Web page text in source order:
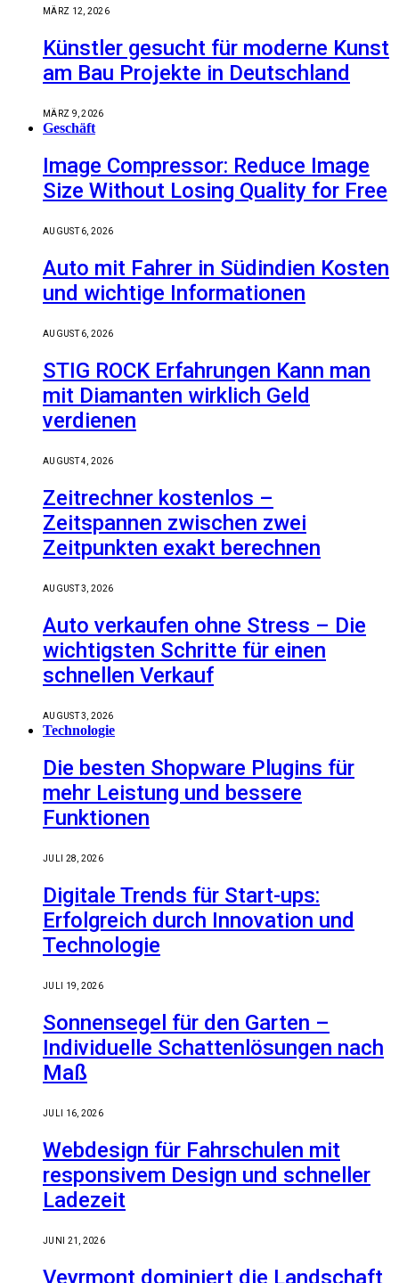
MÄRZ 12, 2026
Künstler gesucht für moderne Kunst
am Bau Projekte in Deutschland
MÄRZ 9, 2026
Geschäft
Image Compressor: Reduce Image
Size Without Losing Quality for Free
AUGUST 6, 2026
Auto mit Fahrer in Südindien Kosten
und wichtige Informationen
AUGUST 6, 2026
STIG ROCK Erfahrungen Kann man
mit Diamanten wirklich Geld
verdienen
AUGUST 4, 2026
Zeitrechner kostenlos –
Zeitspannen zwischen zwei
Zeitpunkten exakt berechnen
AUGUST 3, 2026
Auto verkaufen ohne Stress – Die
wichtigsten Schritte für einen
schnellen Verkauf
AUGUST 3, 2026
Technologie
Die besten Shopware Plugins für
mehr Leistung und bessere
Funktionen
JULI 28, 2026
Digitale Trends für Start-ups:
Erfolgreich durch Innovation und
Technologie
JULI 19, 2026
Sonnensegel für den Garten –
Individuelle Schattenlösungen nach
Maß
JULI 16, 2026
Webdesign für Fahrschulen mit
responsivem Design und schneller
Ladezeit
JUNI 21, 2026
Veyrmont dominiert die Landschaft